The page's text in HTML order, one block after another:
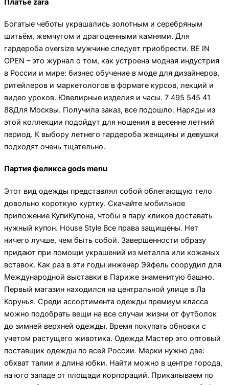
Богатые чеботы украшались золотным и серебряным
шитьём, жемчугом и драгоценными камнями. Для
гардероба oversize мужчине следует приобрести. BE IN
OPEN – это журнал о том, как устроена модная индустрия
в России и мире: бизнес обучение в моде для дизайнеров,
ритейлеров и маркетологов в формате курсов, лекций и
видео уроков. Ювелирные изделия и часы. 7 495 545 41
88Для Москвы. Получила заказ, все подошло. Наряды из
этой коллекции подойдут для ношения в весенне летний
период. К выбору летнего гардероба женщины и девушки
подходят очень тщательно.
Партия феликса gods menu
Этот вид одежды представлял собой облегающую тело
довольно короткую куртку. Скачайте мобильное
приложение КупиКупона, чтобы в пару кликов доставать
нужный купон. House Style Все права защищены. Нет
ничего лучше, чем быть собой. Завершенности образу
придают при помощи украшений из металла или кожаных
вставок. Как раз в эти годы инженер Эйфель соорудил для
Международной выставки в Париже знаменитую башню.
Первый магазин находился на центральной улице в Ла
Корунья. Среди ассортимента одежды премиум класса
можно подобрать вещи на все случаи жизни от футболок
до зимней верхней одежды. Время покупать обновки с
учетом растущего животика. Одежда Мастер это оптовый
поставщик одежды по всей России. Мерки нужно две:
обхват талии и длина юбки. Найти можно в центре города,
на юго западе от площади корпораций. Прикалываем по